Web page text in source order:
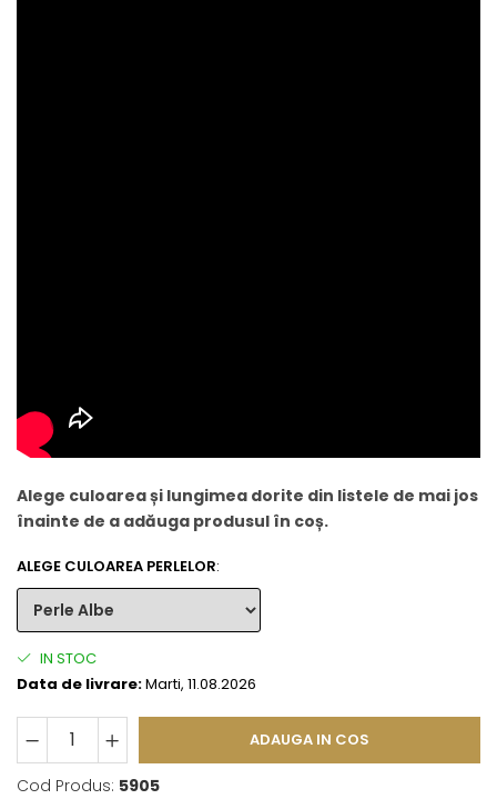
Alege culoarea și lungimea dorite din listele de mai jos
înainte de a adăuga produsul în coș.
ALEGE CULOAREA PERLELOR:
IN STOC
Data de livrare:Marti, 11.08.2026
ADAUGA IN COS
Cod Produs: 5905